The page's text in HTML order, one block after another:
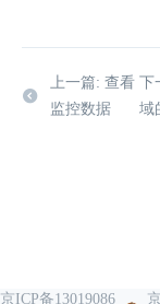
上一篇: 查看
监控数据
下
域
京ICP备13019086